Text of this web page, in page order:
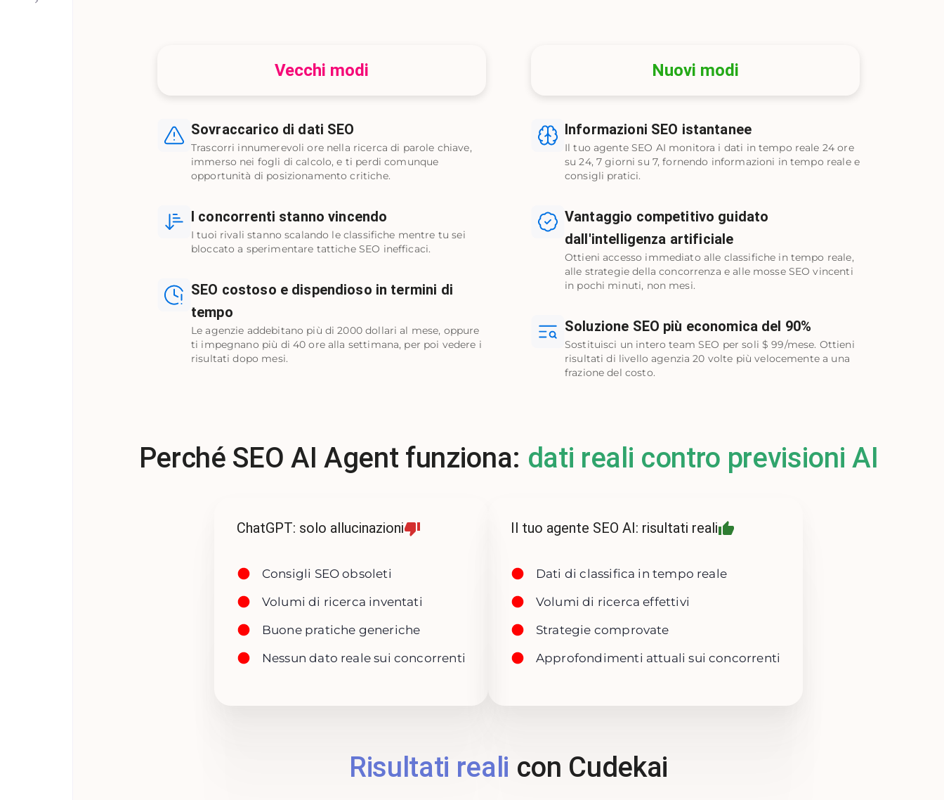
Vecchi modi
Sovraccarico di dati SEO
Trascorri innumerevoli ore nella ricerca di parole chiave,
immerso nei fogli di calcolo, e ti perdi comunque
opportunità di posizionamento critiche.
I concorrenti stanno vincendo
I tuoi rivali stanno scalando le classifiche mentre tu sei
bloccato a sperimentare tattiche SEO inefficaci.
SEO costoso e dispendioso in termini di
tempo
Le agenzie addebitano più di 2000 dollari al mese, oppure
ti impegnano più di 40 ore alla settimana, per poi vedere i
risultati dopo mesi.
Nuovi modi
Informazioni SEO istantanee
Il tuo agente SEO AI monitora i dati in tempo reale 24 ore
su 24, 7 giorni su 7, fornendo informazioni in tempo reale e
consigli pratici.
Vantaggio competitivo guidato
dall'intelligenza artificiale
Ottieni accesso immediato alle classifiche in tempo reale,
alle strategie della concorrenza e alle mosse SEO vincenti
in pochi minuti, non mesi.
Soluzione SEO più economica del 90%
Sostituisci un intero team SEO per soli $ 99/mese. Ottieni
risultati di livello agenzia 20 volte più velocemente a una
frazione del costo.
Perché SEO AI Agent funziona: dati reali contro previsioni AI
ChatGPT: solo allucinazioni
Consigli SEO obsoleti
Volumi di ricerca inventati
Buone pratiche generiche
Nessun dato reale sui concorrenti
Il tuo agente SEO AI: risultati reali
Dati di classifica in tempo reale
Volumi di ricerca effettivi
Strategie comprovate
Approfondimenti attuali sui concorrenti
Risultati reali con Cudekai